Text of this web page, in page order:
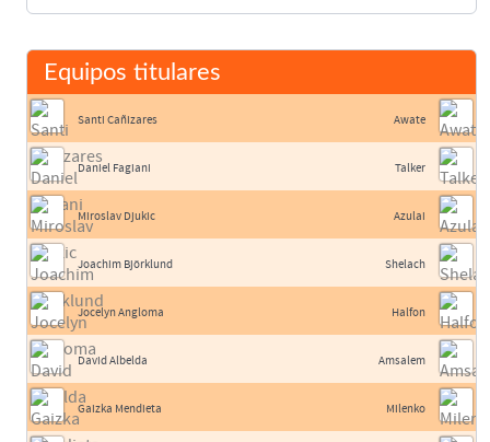
Equipos titulares
Santi Cañizares
Daniel Fagiani
Miroslav Djukic
Joachim Björklund
Jocelyn Angloma
David Albelda
Gaizka Mendieta
Awate
Talker
Azulai
Shelach
Halfon
Amsalem
Milenko